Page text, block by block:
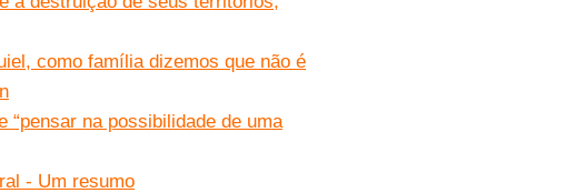
como família dizemos que não é
“pensar na possibilidade de uma
- Um resumo